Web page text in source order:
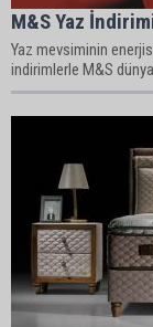
M&S Yaz
Yaz mevsiminin
indirimlerle M&S